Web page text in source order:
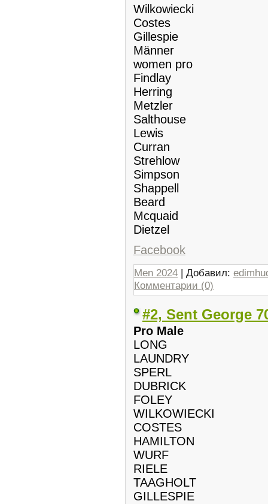
Wilkowiecki
Costes
Gillespie
Männer
women pro
Findlay
Herring
Metzler
Salthouse
Lewis
Curran
Strehlow
Simpson
Shappell
Beard
Mcquaid
Dietzel
Facebook
Men 2024 | Добавил:
Комментарии (0)
#2, Sent George
Pro Male
LONG
LAUNDRY
SPERL
DUBRICK
FOLEY
WILKOWIECKI
COSTES
HAMILTON
WURF
RIELE
TAAGHOLT
GILLESPIE